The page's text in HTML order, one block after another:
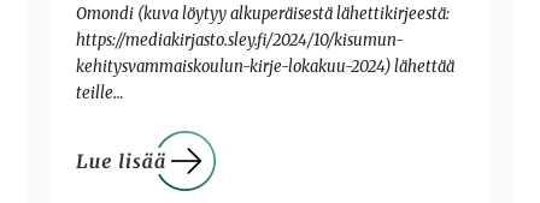
Omondi (kuva löytyy alkuperäisestä lähettikirjeestä:
https://mediakirjasto.sley.fi/2024/10/kisumun-
kehitysvammaiskoulun-kirje-lokakuu-2024) lähettää
teille…